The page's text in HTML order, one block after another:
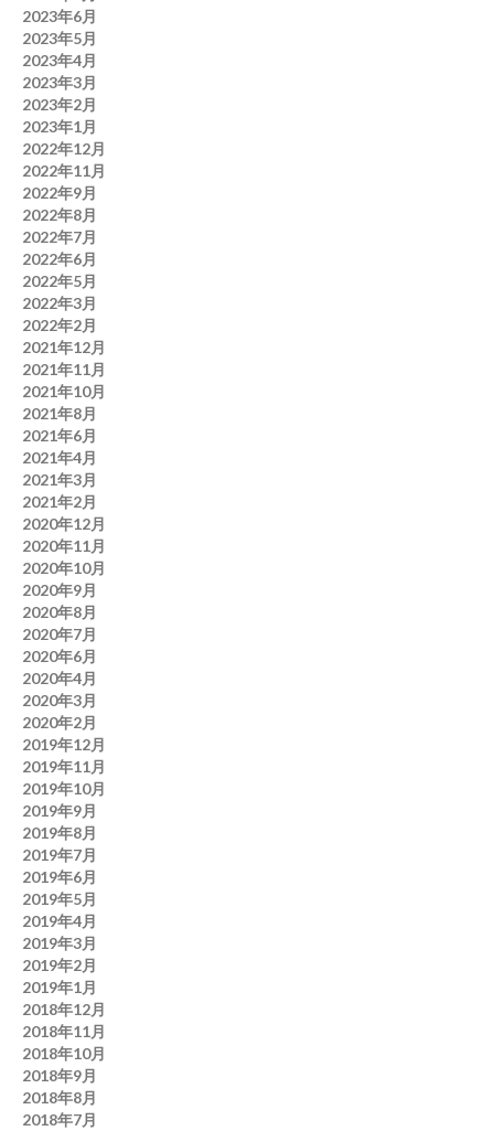
2023年6月
2023年5月
2023年4月
2023年3月
2023年2月
2023年1月
2022年12月
2022年11月
2022年9月
2022年8月
2022年7月
2022年6月
2022年5月
2022年3月
2022年2月
2021年12月
2021年11月
2021年10月
2021年8月
2021年6月
2021年4月
2021年3月
2021年2月
2020年12月
2020年11月
2020年10月
2020年9月
2020年8月
2020年7月
2020年6月
2020年4月
2020年3月
2020年2月
2019年12月
2019年11月
2019年10月
2019年9月
2019年8月
2019年7月
2019年6月
2019年5月
2019年4月
2019年3月
2019年2月
2019年1月
2018年12月
2018年11月
2018年10月
2018年9月
2018年8月
2018年7月